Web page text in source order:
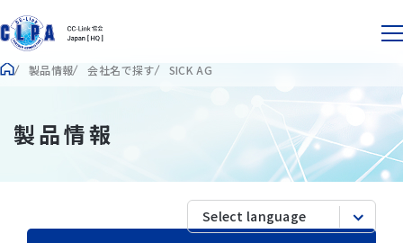
製品情報 会社名で探す SICK AG
製品情報